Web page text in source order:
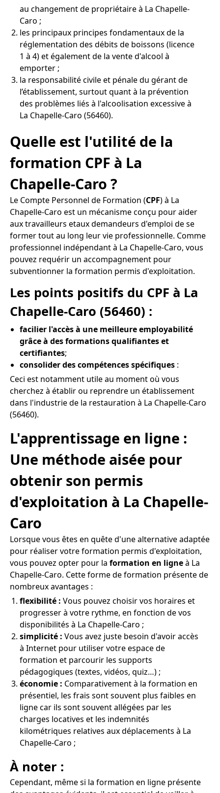
au changement de propriétaire à La Chapelle-
Caro ;
les principaux principes fondamentaux de la
réglementation des débits de boissons (licence
1 à 4) et également de la vente d'alcool à
emporter ;
la responsabilité civile et pénale du gérant de
l’établissement, surtout quant à la prévention
des problèmes liés à l'alcoolisation excessive à
La Chapelle-Caro (56460).
Quelle est l'utilité de la
formation CPF à La
Chapelle-Caro ?
Le Compte Personnel de Formation (CPF) à La
Chapelle-Caro est un mécanisme conçu pour aider
aux travailleurs etaux demandeurs d'emploi de se
former tout au long leur vie professionnelle. Comme
professionnel indépendant à La Chapelle-Caro, vous
pouvez requérir un accompagnement pour
subventionner la formation permis d'exploitation.
Les points positifs du CPF à La
Chapelle-Caro (56460) :
facilier l'accès à une meilleure employabilité
grâce à des formations qualifiantes et
certifiantes;
consolider des compétences spécifiques :
Ceci est notamment utile au moment où vous
cherchez à établir ou reprendre un établissement
dans l'industrie de la restauration à La Chapelle-Caro
(56460).
L'apprentissage en ligne :
Une méthode aisée pour
obtenir son permis
d'exploitation à La Chapelle-
Caro
Lorsque vous êtes en quête d'une alternative adaptée
pour réaliser votre formation permis d'exploitation,
vous pouvez opter pour la formation en ligneà La
Chapelle-Caro. Cette forme de formation présente de
nombreux avantages :
flexibilité : Vous pouvez choisir vos horaires et
progresser à votre rythme, en fonction de vos
disponibilités à La Chapelle-Caro ;
simplicité : Vous avez juste besoin d'avoir accès
à Internet pour utiliser votre espace de
formation et parcourir les supports
pédagogiques (textes, vidéos, quiz…) ;
économie : Comparativement à la formation en
présentiel, les frais sont souvent plus faibles en
ligne car ils sont souvent allégées par les
charges locatives et les indemnités
kilométriques relatives aux déplacements à La
Chapelle-Caro ;
À noter :
Cependant, même si la formation en ligne présente